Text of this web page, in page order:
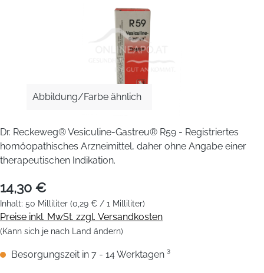
Abbildung/Farbe ähnlich
Dr. Reckeweg® Vesiculine-Gastreu® R59 - Registriertes
homöopathisches Arzneimittel, daher ohne Angabe einer
therapeutischen Indikation.
14,30 €
Inhalt: 50 Milliliter (0,29 € / 1 Milliliter)
Preise inkl. MwSt. zzgl. Versandkosten
(Kann sich je nach Land ändern)
Besorgungszeit in 7 - 14 Werktagen ³